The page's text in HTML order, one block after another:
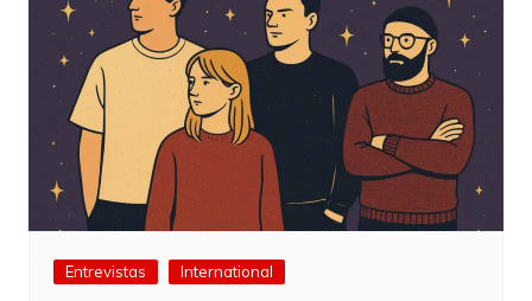
Entrevistas International